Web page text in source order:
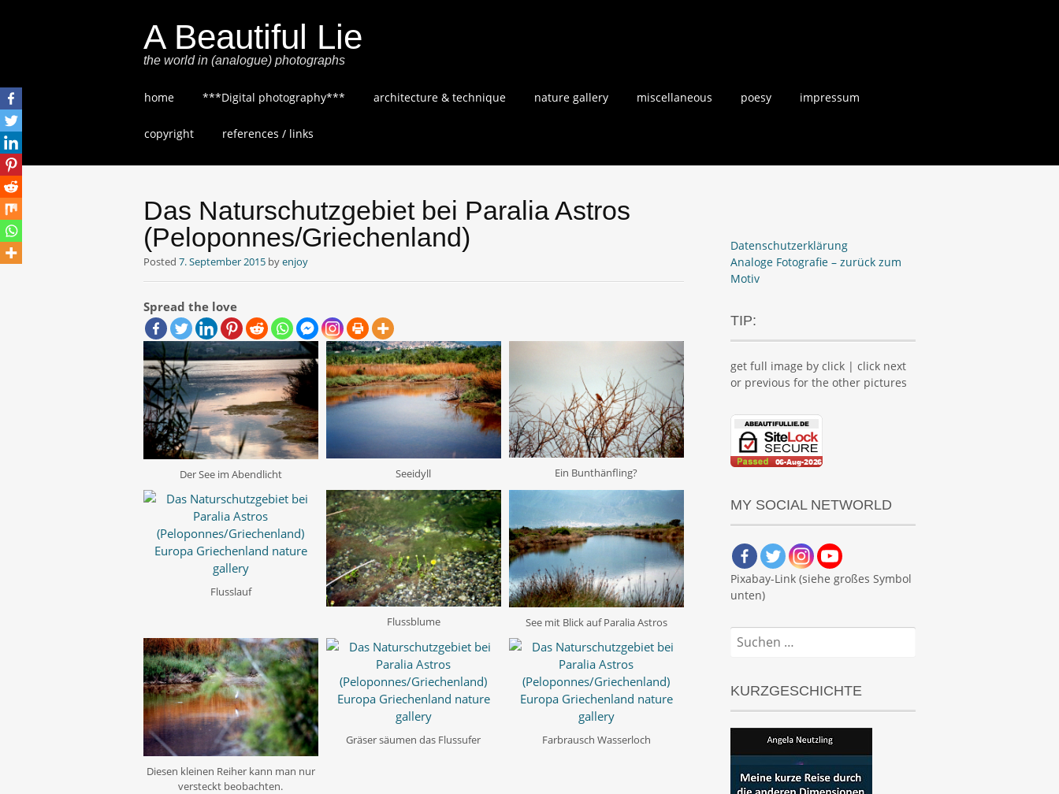
A Beautiful Lie
the world in (analogue) photographs
Skip
content
home ***Digital photography*** architecture & technique nature gallery miscellaneous poesy impressum
copyright references / links
Das Naturschutzgebiet bei Paralia Astros
(Peloponnes/Griechenland)
Posted 7. September 2015 byenjoy
Spread the love
Der See im Abendlicht Seeidyll Ein Bunthänfling?
Flusslauf
Flussblume See mit Blick auf Paralia Astros
Diesen kleinen Reiher kann man nur
versteckt beobachten.
Gräser säumen das Flussufer Farbrausch Wasserloch
Datenschutzerklärung
Analoge Fotografie – zurück zum
Motiv
TIP:
get full image by click | click next
or previous for the other pictures
MY SOCIAL NETWORLD
Pixabay-Link (siehe großes Symbol
unten)
Suchen
nach:
KURZGESCHICHTE